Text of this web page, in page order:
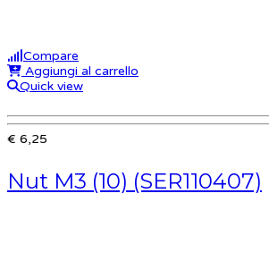
Compare
Aggiungi al carrello
Quick view
€ 6,25
Nut M3 (10) (SER110407)